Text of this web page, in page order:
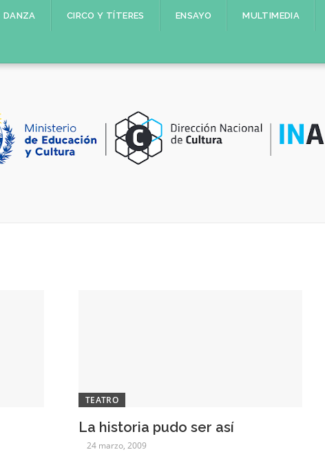
DANZA CIRCO Y TÍTERES ENSAYO MULTIMEDIA
TEATRO
La historia pudo ser así
24 marzo, 2009